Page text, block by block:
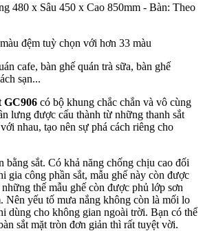
480 x Sâu 450 x Cao 850mm - Bàn: Theo
đệm tuỳ chọn với hơn 33 màu
cafe, bàn ghế quán trà sữa, bàn ghế
sạn...
GC906 có bộ khung chắc chắn và vô cùng
lưng được cấu thành từ những thanh sắt
nhau, tạo nên sự phá cách riêng cho
bằng sắt. Có khả năng chống chịu cao đối
gia công phần sắt, mẫu ghế này còn được
thế mẫu ghế còn được phủ lớp sơn
Nên yếu tố mưa nắng không còn là mối lo
dùng cho không gian ngoài trời. Bạn có thể
sắt mặt tròn đơn giản thì rất tuyệt vời.